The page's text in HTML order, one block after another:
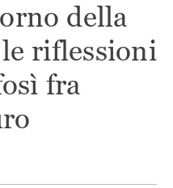
della
riflessioni
fra